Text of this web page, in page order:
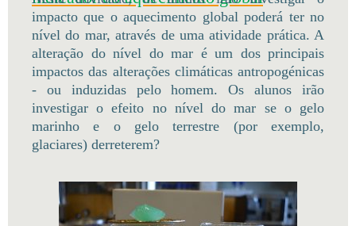
impacto que o aquecimento global poderá ter no
nível do mar, através de uma atividade prática. A
alteração do nível do mar é um dos principais
impactos das alterações climáticas antropogénicas
- ou induzidas pelo homem. Os alunos irão
investigar o efeito no nível do mar se o gelo
marinho e o gelo terrestre (por exemplo,
glaciares) derreterem?